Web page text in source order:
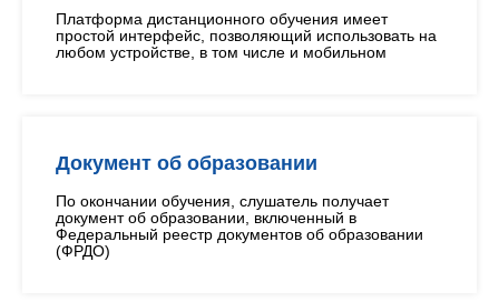
Платформа дистанционного обучения имеет
простой интерфейс, позволяющий использовать на
любом устройстве, в том числе и мобильном
Документ об образовании
По окончании обучения, слушатель получает
документ об образовании, включенный в
Федеральный реестр документов об образовании
(ФРДО)